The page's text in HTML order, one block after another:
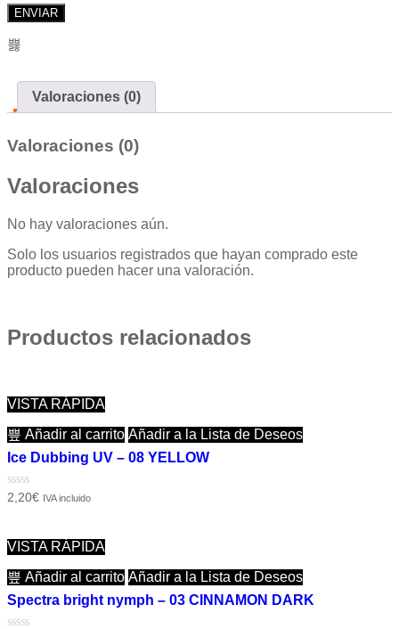
Valoraciones (0)
Valoraciones (0)
Valoraciones
No hay valoraciones aún.
Solo los usuarios registrados que hayan comprado este
producto pueden hacer una valoración.
Productos relacionados
VISTA RÁPIDA
Añadir al carrito Añadir a la Lista de Deseos
Ice Dubbing UV – 08 YELLOW
Valorado
5
2,20€ IVA incluido
VISTA RÁPIDA
Añadir al carrito Añadir a la Lista de Deseos
Spectra bright nymph – 03 CINNAMON DARK